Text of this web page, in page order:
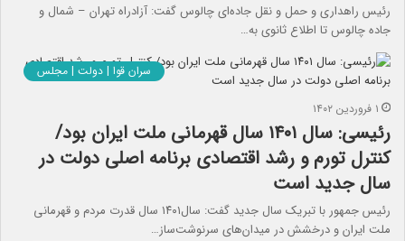
رئیس راهداری و حمل و نقل جاده‌ای چالوس گفت: آزادراه تهران – شمال و
جاده چالوس تا اطلاع ثانوی به…
سران قوا | دولت | مجلس
۱ فروردین ۱۴۰۲
رئیسی: سال ۱۴۰۱ سال قهرمانی ملت ایران بود/
کنترل تورم و رشد اقتصادی برنامه اصلی دولت در
سال جدید است
رئیس جمهور با تبریک سال جدید گفت: سال۱۴۰۱ سال قدرت مردم و قهرمانی
ملت ایران و درخشش در میدان‌های سرنوشت‌ساز…